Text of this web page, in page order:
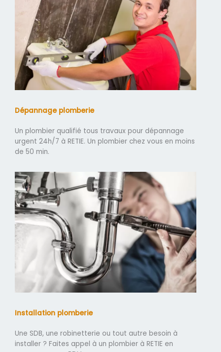
Dépannage plomberie
Un plombier qualifié tous travaux pour dépannage
urgent 24h/7 à RETIE. Un plombier chez vous en moins
de 50 min.
Installation plomberie
Une SDB, une robinetterie ou tout autre besoin à
installer ? Faites appel à un plombier à RETIE en